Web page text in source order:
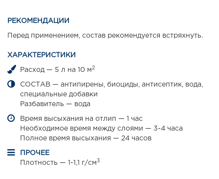
РЕКОМЕНДАЦИИ
Перед применением, состав рекомендуется встряхнуть.
ХАРАКТЕРИСТИКИ
Расход — 5 л на 10 м2
СОСТАВ — антипирены, биоциды, антисептик, вода,
специальные добавки
Разбавитель — вода
Время высыхания на отлип — 1 час
Необходимое время между слоями — 3-4 часа
Полное время высыхания — 24 часов
ПРОЧЕЕ
Плотность — 1-1,1 г/см3